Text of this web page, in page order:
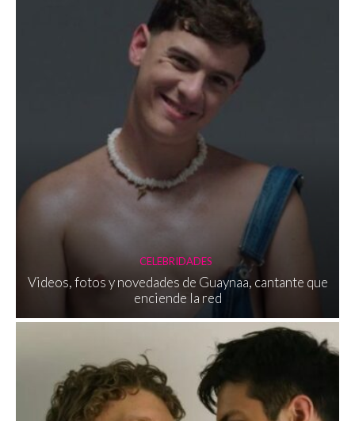
CELEBRIDADES
Videos, fotos y novedades de Guaynaa, cantante que
enciende la red